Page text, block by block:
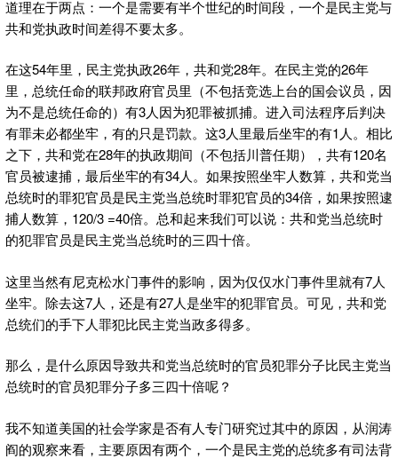
道理在于两点：一个是需要有半个世纪的时间段，一个是民主党与
共和党执政时间差得不要太多。
在这54年里，民主党执政26年，共和党28年。在民主党的26年
里，总统任命的联邦政府官员里（不包括竞选上台的国会议员，因
为不是总统任命的）有3人因为犯罪被抓捕。进入司法程序后判决
有罪未必都坐牢，有的只是罚款。这3人里最后坐牢的有1人。相比
之下，共和党在28年的执政期间（不包括川普任期），共有120名
官员被逮捕，最后坐牢的有34人。如果按照坐牢人数算，共和党当
总统时的罪犯官员是民主党当总统时罪犯官员的34倍，如果按照逮
捕人数算，120/3 =40倍。总和起来我们可以说：共和党当总统时
的犯罪官员是民主党当总统时的三四十倍。
这里当然有尼克松水门事件的影响，因为仅仅水门事件里就有7人
坐牢。除去这7人，还是有27人是坐牢的犯罪官员。可见，共和党
总统们的手下人罪犯比民主党当政多得多。
那么，是什么原因导致共和党当总统时的官员犯罪分子比民主党当
总统时的官员犯罪分子多三四十倍呢？
我不知道美国的社会学家是否有人专门研究过其中的原因，从润涛
阎的观察来看，主要原因有两个，一个是民主党的总统多有司法背